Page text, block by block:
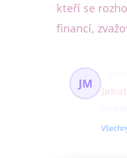
kteří se
financí,
JM